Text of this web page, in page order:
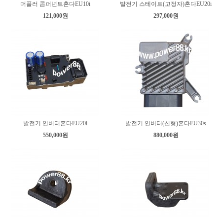
머플러 콤퍼넌트혼다EU10i
121,000원
발전기 스테이트(고정자)혼다EU20i
297,000원
발전기 인버터혼다EU20i
550,000원
발전기 인버터(신형)혼다EU30s
880,000원